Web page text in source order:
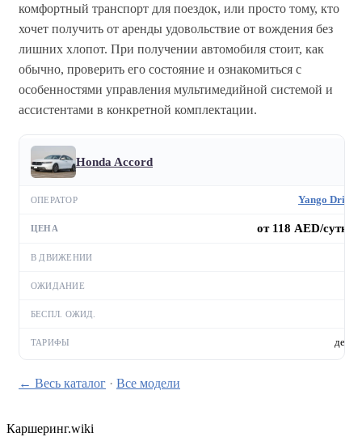
комфортный транспорт для поездок, или просто тому, кто
хочет получить от аренды удовольствие от вождения без
лишних хлопот. При получении автомобиля стоит, как
обычно, проверить его состояние и ознакомиться с
особенностями управления мультимедийной системой и
ассистентами в конкретной комплектации.
Honda Accord
Yango Drive
от 118 AED/сутки
день
← Весь каталог · Все модели
Каршеринг.wiki